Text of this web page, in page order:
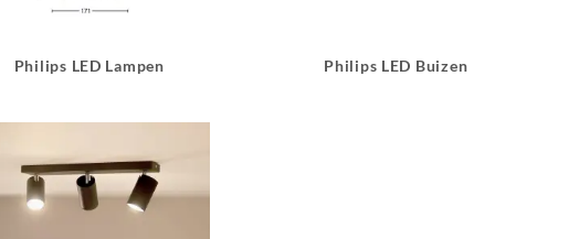
Philips LED Lampen Philips LED Buizen